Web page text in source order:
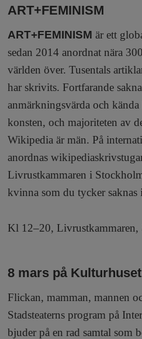
ART+FEMINISM
ART+FEMINISM är ett
sedan 2014 anordnat nära
världen över. Tusentals
har skrivits. Fortfarande
anmärkningsvärda och
konsten, och majoriteten av
Wikipedia är män. På
anordnas
Livrustkammaren i
kvinna som du tycker
Kl 12–20, Livrustkammaren,
8 mars på
Flickan, mamman, mannen
Stadsteaterns program på
bjuder på en rad samtal som